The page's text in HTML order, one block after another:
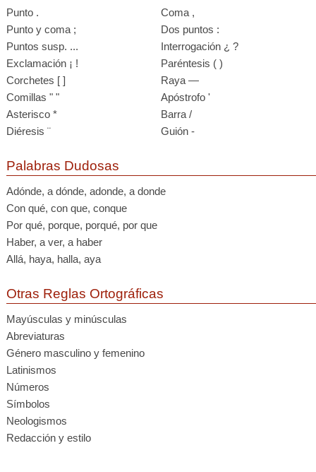
Punto .
Coma ,
Punto y coma ;
Dos puntos :
Puntos susp. ...
Interrogación ¿ ?
Exclamación ¡ !
Paréntesis ( )
Corchetes [ ]
Raya —
Comillas " "
Apóstrofo '
Asterisco *
Barra /
Diéresis ¨
Guión -
Palabras Dudosas
Adónde, a dónde, adonde, a donde
Con qué, con que, conque
Por qué, porque, porqué, por que
Haber, a ver, a haber
Allá, haya, halla, aya
Otras Reglas Ortográficas
Mayúsculas y minúsculas
Abreviaturas
Género masculino y femenino
Latinismos
Números
Símbolos
Neologismos
Redacción y estilo